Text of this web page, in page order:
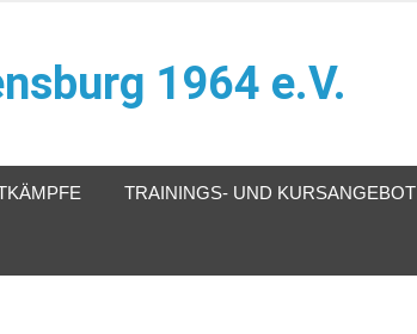
1964 e.V.
TRAININGS- UND KURSANGEBOT